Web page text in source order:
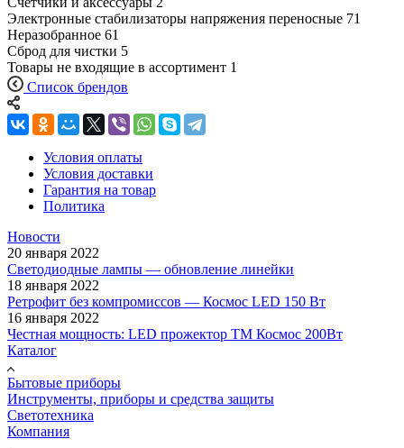
Электронные стабилизаторы напряжения переносные 71
Неразобранное 61
Сброд для чистки 5
Товары не входящие в ассортимент 1
Список брендов
Условия оплаты
Условия доставки
Гарантия на товар
Политика
Новости
20 января 2022
Светодиодные лампы — обновление линейки
18 января 2022
Ретрофит без компромиссов — Космос LED 150 Вт
16 января 2022
Честная мощность: LED прожектор ТМ Космос 200Вт
Каталог
Бытовые приборы
Инструменты, приборы и средства защиты
Светотехника
Компания